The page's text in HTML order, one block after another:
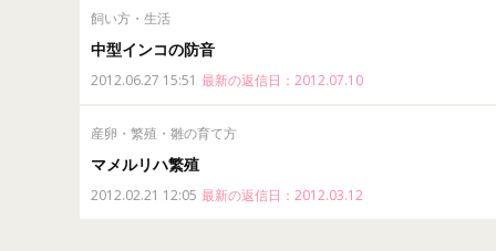
飼い方・生活
中型インコの防音
2012.06.27 15:51 最新の返信日：2012.07.10
産卵・繁殖・雛の育て方
マメルリハ繁殖
2012.02.21 12:05 最新の返信日：2012.03.12